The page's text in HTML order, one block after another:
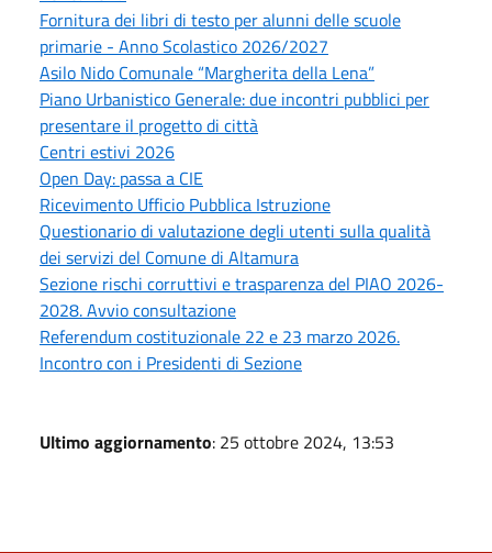
Fornitura dei libri di testo per alunni delle scuole
primarie - Anno Scolastico 2026/2027
Asilo Nido Comunale “Margherita della Lena”
Piano Urbanistico Generale: due incontri pubblici per
presentare il progetto di città
Centri estivi 2026
Open Day: passa a CIE
Ricevimento Ufficio Pubblica Istruzione
Questionario di valutazione degli utenti sulla qualità
dei servizi del Comune di Altamura
Sezione rischi corruttivi e trasparenza del PIAO 2026-
2028. Avvio consultazione
Referendum costituzionale 22 e 23 marzo 2026.
Incontro con i Presidenti di Sezione
Ultimo aggiornamento: 25 ottobre 2024, 13:53